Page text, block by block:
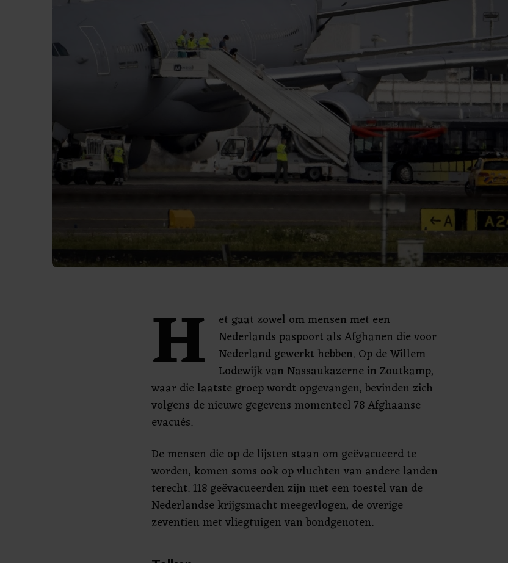
H
et gaat zowel om mensen met een
Nederlands paspoort als Afghanen die voor
Nederland gewerkt hebben. Op de Willem
Lodewijk van Nassaukazerne in Zoutkamp,
waar die laatste groep wordt opgevangen, bevinden zich
volgens de nieuwe gegevens momenteel 78 Afghaanse
evacués.
De mensen die op de lijsten staan om geëvacueerd te
worden, komen soms ook op vluchten van andere landen
terecht. 118 geëvacueerden zijn met een toestel van de
Nederlandse krijgsmacht meegevlogen, de overige
zeventien met vliegtuigen van bondgenoten.